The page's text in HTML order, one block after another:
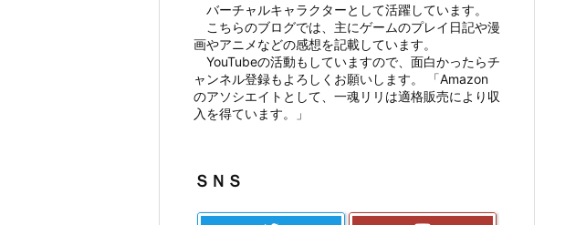
バーチャルキャラクターとして活躍しています。
こちらのブログでは、主にゲームのプレイ日記や漫
画やアニメなどの感想を記載しています。
YouTubeの活動もしていますので、面白かったらチ
ャンネル登録もよろしくお願いします。 「Amazon
のアソシエイトとして、一魂リリは適格販売により収
入を得ています。」
ＳＮＳ